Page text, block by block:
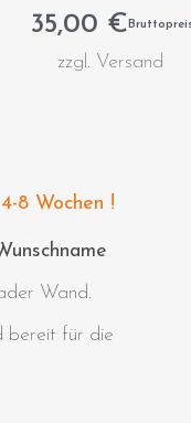
35,00 €
zzgl. Versand
8 Wochen !
Wand.
bereit für die